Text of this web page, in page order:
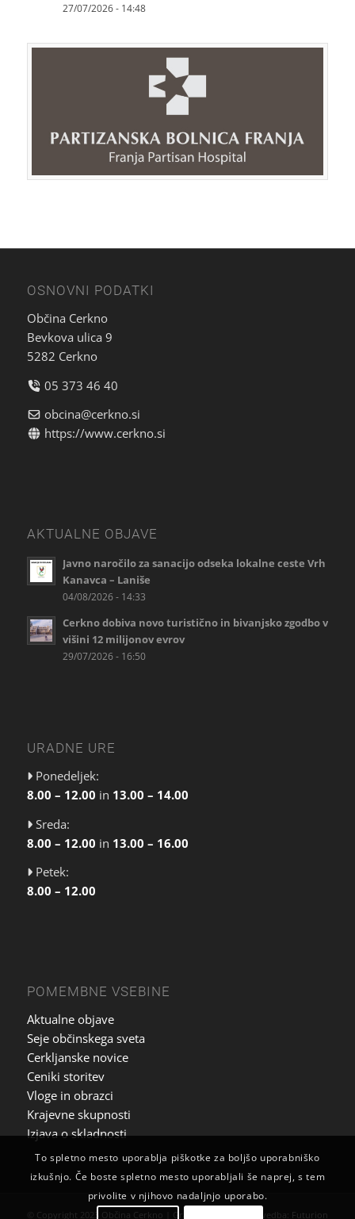
27/07/2026 - 14:48
OSNOVNI PODATKI
Občina Cerkno
Bevkova ulica 9
5282 Cerkno
05 373 46 40
obcina@cerkno.si
https://www.cerkno.si
AKTUALNE OBJAVE
Javno naročilo za sanacijo odseka lokalne ceste Vrh
Kanavca – Laniše
04/08/2026 - 14:33
Cerkno dobiva novo turistično in bivanjsko zgodbo v
višini 12 milijonov evrov
29/07/2026 - 16:50
URADNE URE
Ponedeljek:
8.00 – 12.00 in 13.00 – 14.00
Sreda:
8.00 – 12.00 in 13.00 – 16.00
Petek:
8.00 – 12.00
POMEMBNE VSEBINE
Aktualne objave
Seje občinskega sveta
Cerkljanske novice
Ceniki storitev
Vloge in obrazci
Krajevne skupnosti
Izjava o skladnosti
© Copyright 2023 Občina Cerkno | Grafična zasnova in izvedba: Futurion
To spletno mesto uporablja piškotke za boljšo uporabniško
izkušnjo. Če boste spletno mesto uporabljali še naprej, s tem
privolite v njihovo nadaljnjo uporabo.